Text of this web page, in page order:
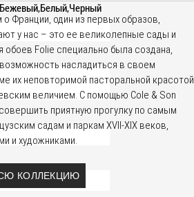
Франции, один из первых образов,
у нас – это ее великолепные сады и
обоев Folie специально была создана,
насладиться в своем
их неповторимой пасторальной красотой
величием. С помощью Cole & Son
приятную прогулку по самым
садам и паркам XVII-XIX веков,
и художниками.
КОЛЛЕКЦИЮ